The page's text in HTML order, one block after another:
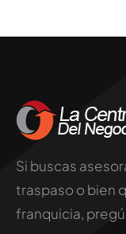
Si buscas
traspaso o bien
franquicia,